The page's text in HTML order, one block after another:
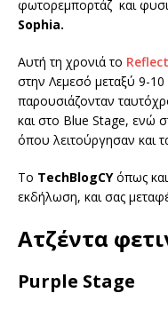
φωτορεμπορτάζ και
Sophia.
Αυτή τη χρονιά το
στην Λεμεσό μεταξύ 9-
παρουσιάζονταν
και στο Blue Stage, ενώ
όπου λειτούργησαν και
Το TechBlogCYόπως
εκδήλωση, και σας
Ατζέντα
Purple Stage